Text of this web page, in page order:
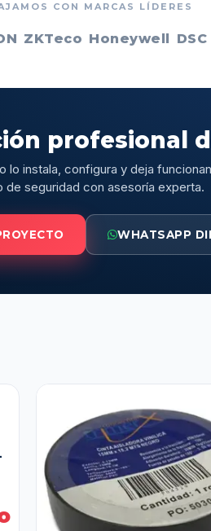
CON MARCAS LÍDERES
ZKTeco Honeywell DSC
profesional
lo instala, configura y deja
de seguridad con asesoría experta.
WHATSAPP